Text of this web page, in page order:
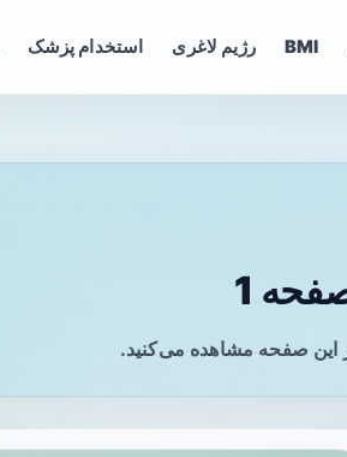
BMI رژیم لاغری استخدام پزشک